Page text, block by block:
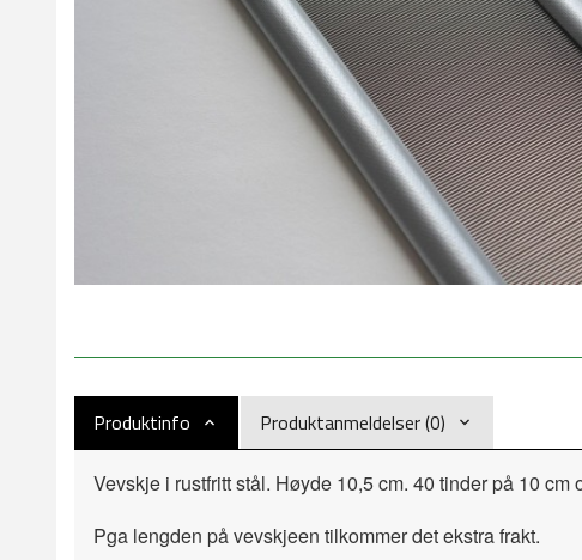
Produktinfo Produktanmeldelser (0)
Vevskje i rustfritt stål. Høyde 10,5 cm. 40 tinder på 10 cm
Pga lengden på vevskjeen tilkommer det ekstra frakt.